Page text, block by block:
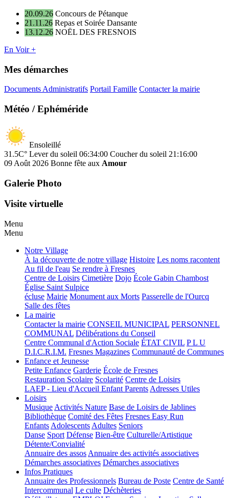
20.09.26 Concours de Pétanque
21.11.26 Repas et Soirée Dansante
13.12.26 NOËL DES FRESNOIS
En Voir +
Mes démarches
Documents Administratifs Portail Famille Contacter la mairie
Météo / Ephéméride
Ensoleillé
31.5C° Lever du soleil 06:34:00 Coucher du soleil 21:16:00
09 Août 2026 Bonne fête aux Amour
Galerie Photo
Visite virtuelle
Menu
Menu
Notre Village
À la découverte de notre village Histoire Les noms racontent
Au fil de l'eau Se rendre à Fresnes
Centre de Loisirs Cimetière Dojo École Gabin Chambost
Église Saint Sulpice
écluse Mairie Monument aux Morts Passerelle de l'Ourcq
Salle des fêtes
La mairie
Contacter la mairie CONSEIL MUNICIPAL PERSONNEL
COMMUNAL Délibérations du Conseil
Centre Communal d'Action Sociale ÉTAT CIVIL P L U
D.I.C.R.I.M. Fresnes Magazines Communauté de Communes
Enfance et Jeunesse
Petite Enfance Garderie École de Fresnes
Restauration Scolaire Scolarité Centre de Loisirs
LAEP - Lieu d'Accueil Enfant Parents Adresses Utiles
Loisirs
Musique Activités Nature Base de Loisirs de Jablines
Bibliothèque Comité des Fêtes Fresnes Easy Run
Enfants Adolescents Adultes Seniors
Danse Sport Défense Bien-être Culturelle/Artistique
Détente/Convialité
Annuaire des assos Annuaire des activités associatives
Démarches associatives Démarches associatives
Infos Pratiques
Annuaire des Professionnels Bureau de Poste Centre de Santé
Intercommunal Le culte Déchèteries